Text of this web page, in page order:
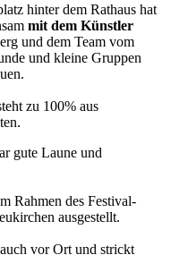
hinter dem Rathaus hat
mit dem Künstler
und dem Team vom
und kleine Gruppen
zu 100% aus
gute Laune und
Rahmen des Festival-
ausgestellt.
vor Ort und strickt